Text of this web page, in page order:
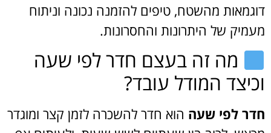
דוגמאות מהשטח, טיפים להזמנה נכונה וניתוח
מעמיק של היתרונות והחסרונות.
מה זה בעצם חדר לפי שעה
וכיצד המודל עובד?
חדר לפי שעה הוא חדר להשכרה לזמן קצר ומוגדר